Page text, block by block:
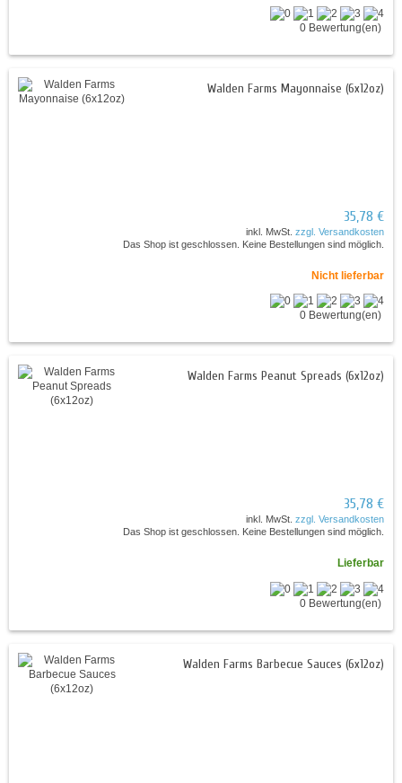
0 Bewertung(en)
Walden Farms Mayonnaise (6x12oz)
35,78 €
inkl. MwSt. zzgl. Versandkosten
Das Shop ist geschlossen. Keine Bestellungen sind möglich.
Nicht lieferbar
0 Bewertung(en)
Walden Farms Peanut Spreads (6x12oz)
35,78 €
inkl. MwSt. zzgl. Versandkosten
Das Shop ist geschlossen. Keine Bestellungen sind möglich.
Lieferbar
0 Bewertung(en)
Walden Farms Barbecue Sauces (6x12oz)